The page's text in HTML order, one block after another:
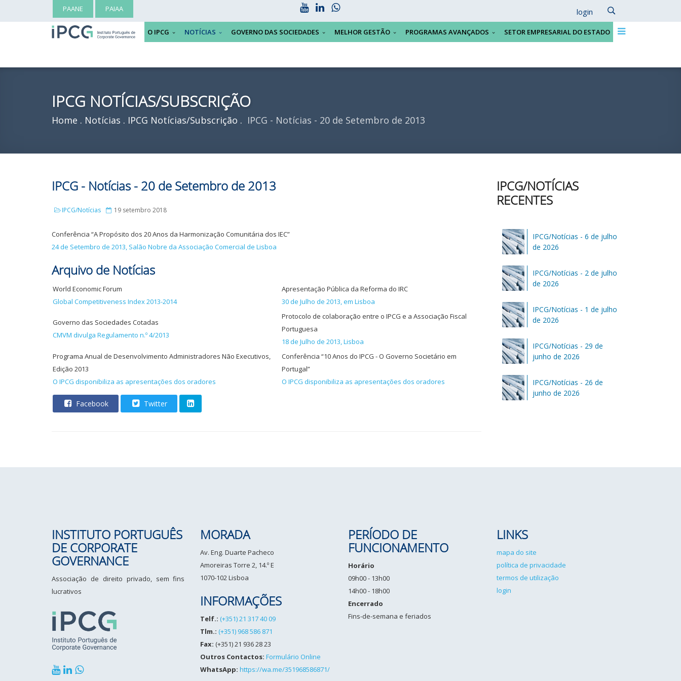
PAANE PAIAA login
O IPCG NOTÍCIAS GOVERNO DAS SOCIEDADES MELHOR GESTÃO PROGRAMAS AVANÇADOS SETOR EMPRESARIAL DO ESTADO
IPCG NOTÍCIAS/SUBSCRIÇÃO
Home Notícias IPCG Notícias/Subscrição IPCG - Notícias - 20 de Setembro de 2013
IPCG - Notícias - 20 de Setembro de 2013
IPCG/Notícias 19 setembro 2018
Conferência “A Propósito dos 20 Anos da Harmonização Comunitária dos IEC”
24 de Setembro de 2013, Salão Nobre da Associação Comercial de Lisboa
Arquivo de Notícias
World Economic Forum
Global Competitiveness Index 2013-2014
Apresentação Pública da Reforma do IRC
30 de Julho de 2013, em Lisboa
Governo das Sociedades Cotadas
CMVM divulga Regulamento n.º 4/2013
Protocolo de colaboração entre o IPCG e a Associação Fiscal
Portuguesa
18 de Julho de 2013, Lisboa
Programa Anual de Desenvolvimento Administradores Não Executivos,
Edição 2013
O IPCG disponibiliza as apresentações dos oradores
Conferência “10 Anos do IPCG - O Governo Societário em
Portugal”
O IPCG disponibiliza as apresentações dos oradores
Facebook Twitter
IPCG/NOTÍCIAS
RECENTES
IPCG/Notícias - 6 de julho
de 2026
IPCG/Notícias - 2 de julho
de 2026
IPCG/Notícias - 1 de julho
de 2026
IPCG/Notícias - 29 de
junho de 2026
IPCG/Notícias - 26 de
junho de 2026
INSTITUTO PORTUGUÊS
DE CORPORATE
GOVERNANCE
Associação de direito privado, sem fins
lucrativos
MORADA
Av. Eng. Duarte Pacheco
Amoreiras Torre 2, 14.º E
1070-102 Lisboa
INFORMAÇÕES
Telf.: (+351) 21 317 40 09
Tlm.: (+351) 968 586 871
Fax: (+351) 21 936 28 23
Outros Contactos: Formulário Online
WhatsApp: https://wa.me/351968586871/
PERÍODO DE
FUNCIONAMENTO
Horário
09h00 - 13h00
14h00 - 18h00
Encerrado
Fins-de-semana e feriados
LINKS
mapa do site
política de privacidade
termos de utilização
login